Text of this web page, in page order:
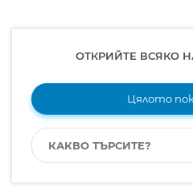
ОТКРИЙТЕ ВСЯКО
Цялото